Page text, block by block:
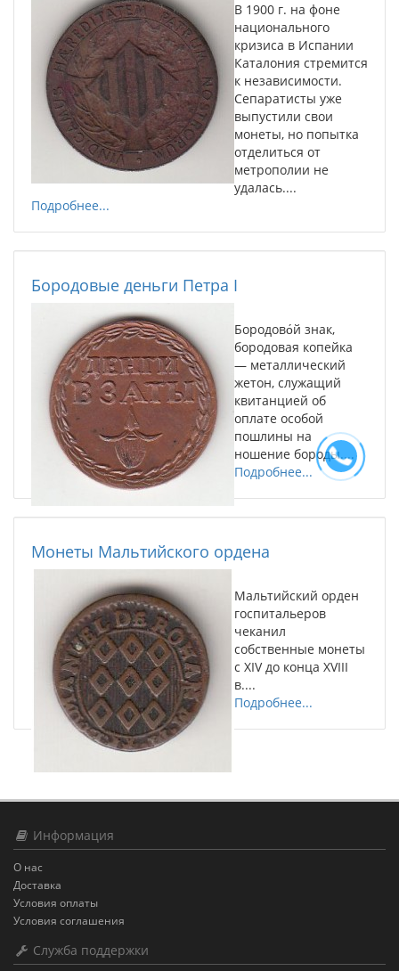
В 1900 г. на фоне
национального
кризиса в Испании
Каталония стремится
к независимости.
Сепаратисты уже
выпустили свои
монеты, но попытка
отделиться от
метрополии не
удалась....
Подробнее...
Бородовые деньги Петра I
Бородово́й знак,
бородовая копейка
— металлический
жетон, служащий
квитанцией об
оплате особой
пошлины на
ношение бороды....
Подробнее...
Монеты Мальтийского ордена
Мальтийский орден
госпитальеров
чеканил
собственные монеты
с XIV до конца XVIII
в....
Подробнее...
Информация
О нас
Доставка
Условия оплаты
Условия соглашения
Служба поддержки